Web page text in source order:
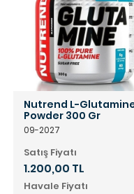
Nutrend L-
Powder 300 Gr
09-2027
Satış Fiyatı
1.200,00 TL
Havale Fiyatı